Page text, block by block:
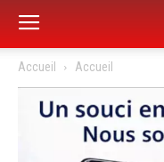
Accueil Accueil